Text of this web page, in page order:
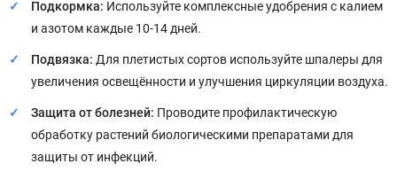
Подкормка: Используйте комплексные удобрения с калием
и азотом каждые 10-14 дней.
Подвязка: Для плетистых сортов используйте шпалеры для
увеличения освещённости и улучшения циркуляции воздуха.
Защита от болезней: Проводите профилактическую
обработку растений биологическими препаратами для
защиты от инфекций.